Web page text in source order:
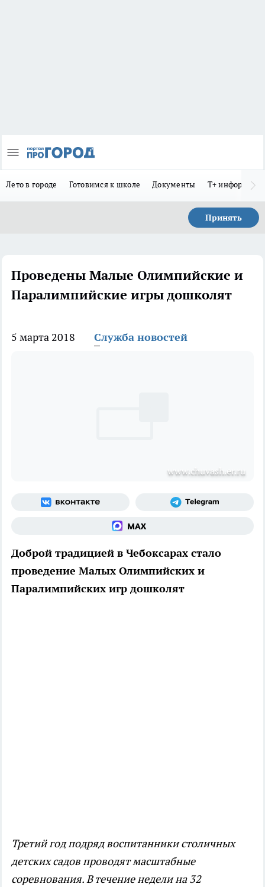
Лето в городе Готовимся к школе Документы Т+
Принять
Проведены Малые Олимпийские и
Паралимпийские игры дошколят
5 марта 2018 Служба новостей
www.chuvash.er.ru
Доброй традицией в Чебоксарах стало
проведение Малых Олимпийских и
Паралимпийских игр дошколят
Третий год подряд воспитанники столичных
детских садов проводят масштабные
соревнования. В течение недели на 32